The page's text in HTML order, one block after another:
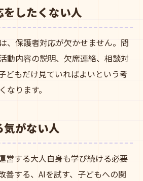
したくない人
、保護者対応が欠かせません。問
動内容の説明、欠席連絡、相談対
どもだけ見ていればよいという考
なります。
がない人
営する大人自身も学び続ける必要
善する、AIを試す、子どもへの関